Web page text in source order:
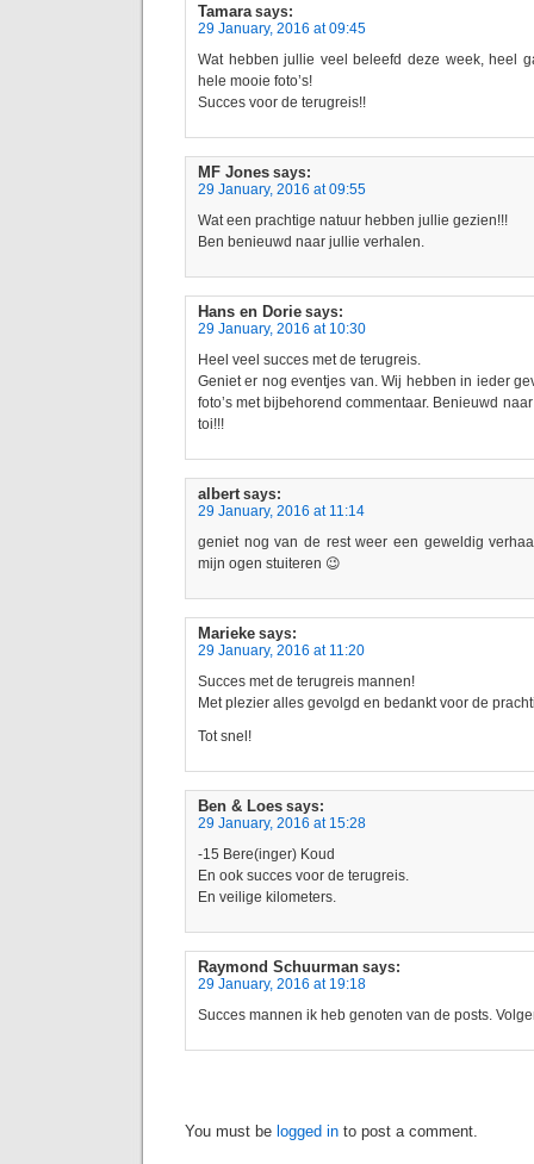
Tamara says:
29 January, 2016 at 09:45
Wat hebben jullie veel beleefd deze week, heel
hele mooie foto’s!
Succes voor de terugreis!!
MF Jones says:
29 January, 2016 at 09:55
Wat een prachtige natuur hebben jullie gezien!!!
Ben benieuwd naar jullie verhalen.
Hans en Dorie says:
29 January, 2016 at 10:30
Heel veel succes met de terugreis.
Geniet er nog eventjes van. Wij hebben in ieder
foto’s met bijbehorend commentaar. Benieuwd
toi!!!
albert says:
29 January, 2016 at 11:14
geniet nog van de rest weer een geweldig
mijn ogen stuiteren 😉
Marieke says:
29 January, 2016 at 11:20
Succes met de terugreis mannen!
Met plezier alles gevolgd en bedankt voor de
Tot snel!
Ben & Loes says:
29 January, 2016 at 15:28
-15 Bere(inger) Koud
En ook succes voor de terugreis.
En veilige kilometers.
Raymond Schuurman says:
29 January, 2016 at 19:18
Succes mannen ik heb genoten van de posts.
You must be logged in to post a comment.